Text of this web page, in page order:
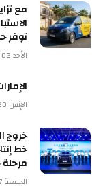
مع تزايد
الاستباقية..
توفر حلولاً
الإمارات
مرحلة جديدة